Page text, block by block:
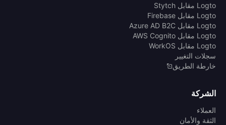
Logto مقابل Stytch
Logto مقابل Firebase
Logto مقابل Azure AD B2C
Logto مقابل AWS Cognito
Logto مقابل WorkOS
سجلات التغيير
خارطة الطريق
الشركة
العملاء
الثقة والأمان